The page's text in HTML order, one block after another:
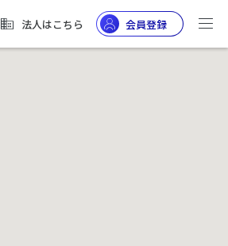
法人はこちら 会員登録